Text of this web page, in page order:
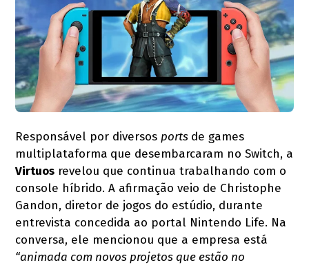
Responsável por diversos ports de games
multiplataforma que desembarcaram no Switch, a
Virtuos revelou que continua trabalhando com o
console híbrido. A afirmação veio de Christophe
Gandon, diretor de jogos do estúdio, durante
entrevista concedida ao portal Nintendo Life. Na
conversa, ele mencionou que a empresa está
“animada com novos projetos que estão no